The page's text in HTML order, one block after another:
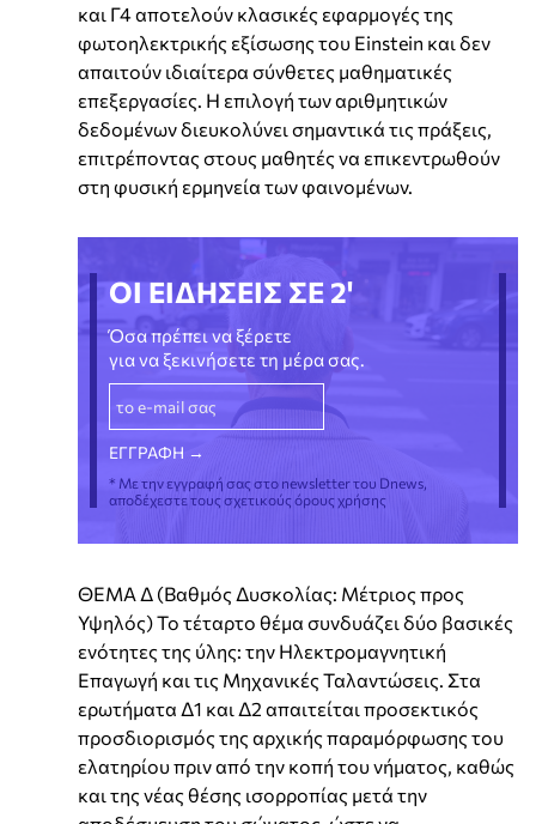
και Γ4 αποτελούν κλασικές εφαρμογές της
φωτοηλεκτρικής εξίσωσης του Einstein και δεν
απαιτούν ιδιαίτερα σύνθετες μαθηματικές
επεξεργασίες. Η επιλογή των αριθμητικών
δεδομένων διευκολύνει σημαντικά τις πράξεις,
επιτρέποντας στους μαθητές να επικεντρωθούν
στη φυσική ερμηνεία των φαινομένων.
ΟΙ ΕΙΔΗΣΕΙΣ ΣΕ 2'
Όσα πρέπει να ξέρετε
για να ξεκινήσετε τη μέρα σας.
* Με την εγγραφή σας στο newsletter του Dnews,
αποδέχεστε τους σχετικούς όρους χρήσης
ΘΕΜΑ Δ (Βαθμός Δυσκολίας: Μέτριος προς
Υψηλός) Το τέταρτο θέμα συνδυάζει δύο βασικές
ενότητες της ύλης: την Ηλεκτρομαγνητική
Επαγωγή και τις Μηχανικές Ταλαντώσεις. Στα
ερωτήματα Δ1 και Δ2 απαιτείται προσεκτικός
προσδιορισμός της αρχικής παραμόρφωσης του
ελατηρίου πριν από την κοπή του νήματος, καθώς
και της νέας θέσης ισορροπίας μετά την